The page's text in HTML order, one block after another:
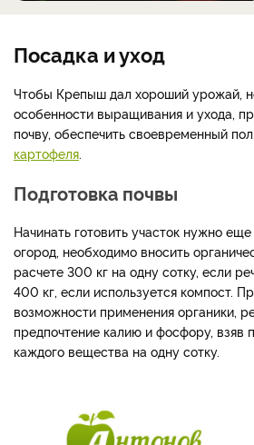
Посадка и уход
Чтобы Крепыш дал хороший урожай,
особенности выращивания и ухода,
почву, обеспечить своевременный
картофеля.
Подготовка почвы
Начинать готовить участок нужно
огород, необходимо вносить
расчете 300 кг на одну сотку, если
400 кг, если используется компост.
возможности применения органики,
предпочтение калию и фосфору, взяв
каждого вещества на одну сотку.